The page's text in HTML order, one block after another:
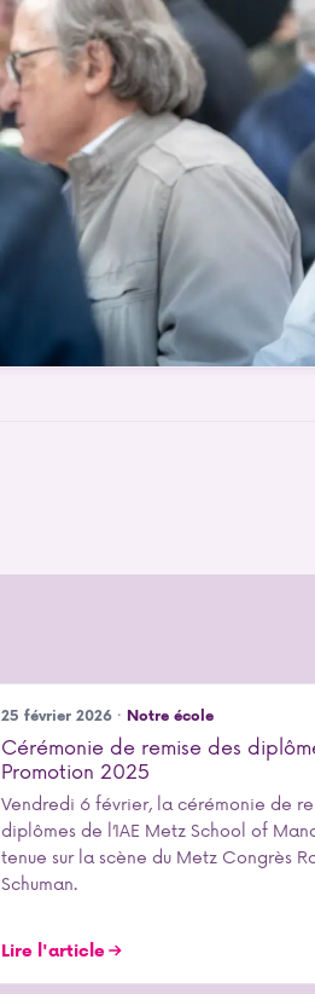
25 février 2026 · Notre école
Cérémonie de remise des
Promotion 2025
Vendredi 6 février, la cérémonie de
diplômes de l’IAE Metz School of
tenue sur la scène du Metz Congrès
Schuman.
Lire l'article